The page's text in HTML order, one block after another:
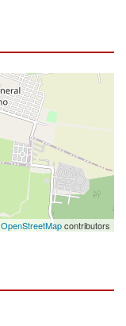
OpenStreetMapcontributors